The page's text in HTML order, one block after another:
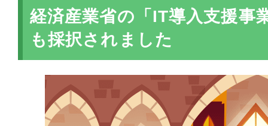
経済産業省の「IT導入支援事
も採択されました